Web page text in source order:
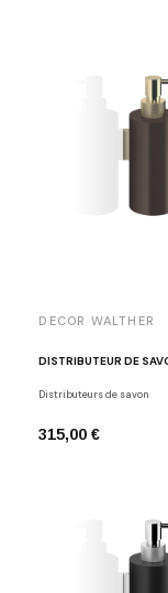
DECOR WALTHER
Distributeurs de savon
315,00 €